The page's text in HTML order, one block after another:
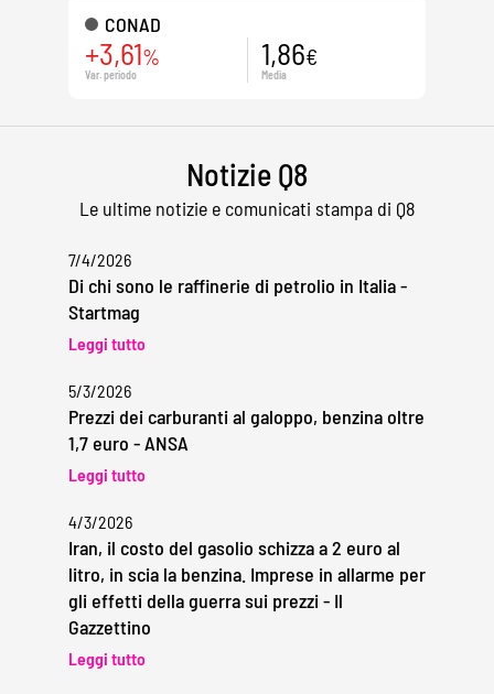
CONAD
+3,61%
Var. periodo
1,86€
Media
Notizie Q8
Le ultime notizie e comunicati stampa di Q8
7/4/2026
Di chi sono le raffinerie di petrolio in Italia -
Startmag
Leggi tutto
5/3/2026
Prezzi dei carburanti al galoppo, benzina oltre
1,7 euro - ANSA
Leggi tutto
4/3/2026
Iran, il costo del gasolio schizza a 2 euro al
litro, in scia la benzina. Imprese in allarme per
gli effetti della guerra sui prezzi - Il
Gazzettino
Leggi tutto